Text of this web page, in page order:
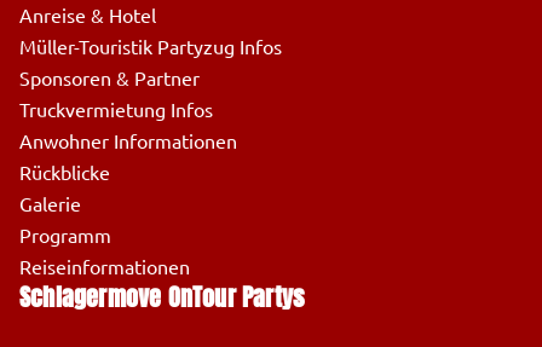
Anreise & Hotel
Müller-Touristik Partyzug Infos
Sponsoren & Partner
Truckvermietung Infos
Anwohner Informationen
Rückblicke
Galerie
Programm
Reiseinformationen
Schlagermove OnTour Partys